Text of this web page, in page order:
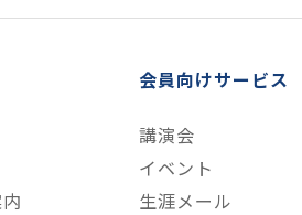
会員向けサービス
講演会
イベント
生涯メール